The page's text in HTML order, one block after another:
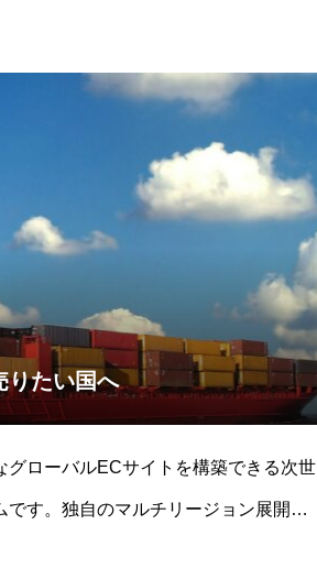
りたい国へ
グローバルECサイトを構築できる次世
です。独自のマルチリージョン展開技